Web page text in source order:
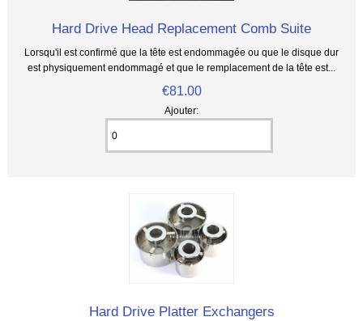
Hard Drive Head Replacement Comb Suite
Lorsqu'il est confirmé que la tête est endommagée ou que le disque dur
est physiquement endommagé et que le remplacement de la tête est...
€81.00
Ajouter:
Hard Drive Platter Exchangers